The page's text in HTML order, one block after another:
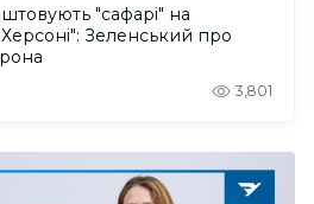
"сафарі" на
Зеленський про
3,801